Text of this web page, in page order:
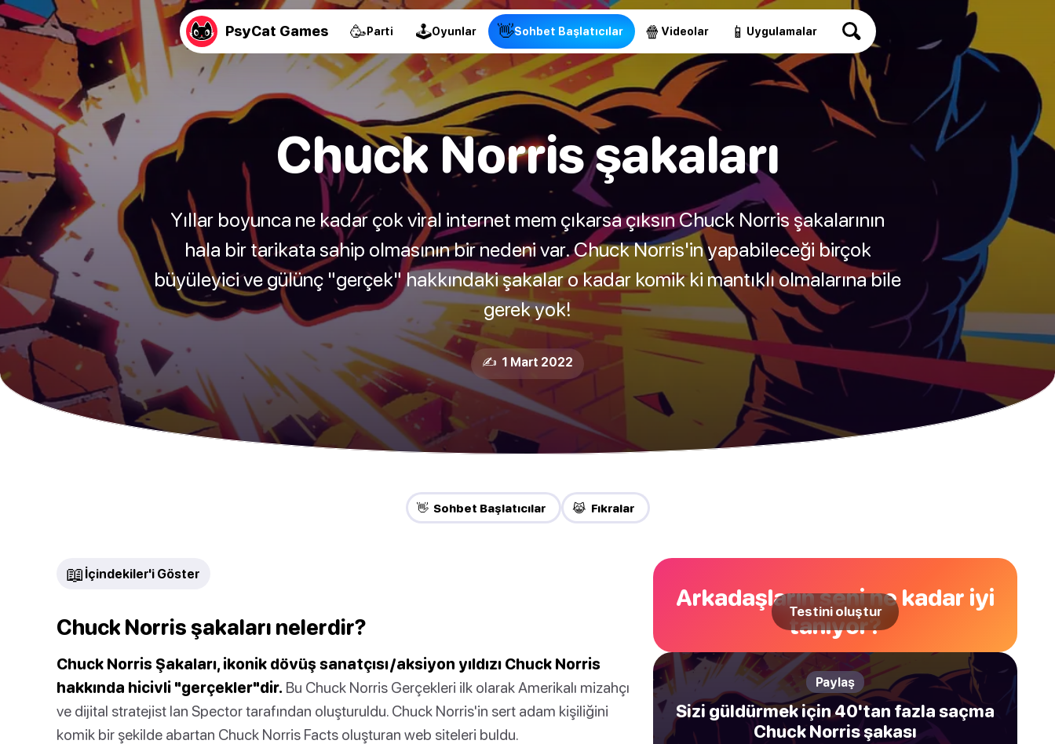
PsyCat Games 🥳Parti 🕹Oyunlar 👋Sohbet Başlatıcılar 🍿 Videolar 📱 Uygulamalar
Chuck Norris şakaları
Yıllar boyunca ne kadar çok viral internet mem çıkarsa çıksın Chuck Norris şakalarının
hala bir tarikata sahip olmasının bir nedeni var. Chuck Norris'in yapabileceği birçok
büyüleyici ve gülünç "gerçek" hakkındaki şakalar o kadar komik ki mantıklı olmalarına bile
gerek yok!
✍️ 1 Mart 2022
👋 Sohbet Başlatıcılar 😹 Fıkralar
📖 İçindekiler'i Göster
Chuck Norris şakaları nelerdir?
Chuck Norris Şakaları, ikonik dövüş sanatçısı/aksiyon yıldızı Chuck Norris
hakkında hicivli "gerçekler"dir. Bu Chuck Norris Gerçekleri ilk olarak Amerikalı mizahçı
ve dijital stratejist Ian Spector tarafından oluşturuldu. Chuck Norris'in sert adam kişiliğini
komik bir şekilde abartan Chuck Norris Facts oluşturan web siteleri buldu.
Arkadaşların seni ne kadar iyi
tanıyor?
Testini oluştur
Paylaş
Sizi güldürmek için 40'tan fazla saçma
Chuck Norris şakası